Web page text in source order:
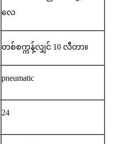
လေ
တစ်စက္ကန့်လျှင် 10 လီတာ။
pneumatic
24